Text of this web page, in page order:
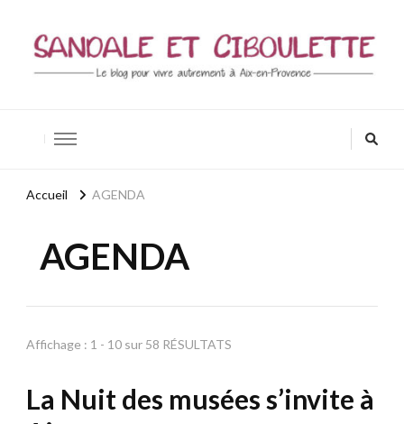
Accueil AGENDA
AGENDA
Affichage : 1 - 10 sur 58 RÉSULTATS
La Nuit des musées s’invite à